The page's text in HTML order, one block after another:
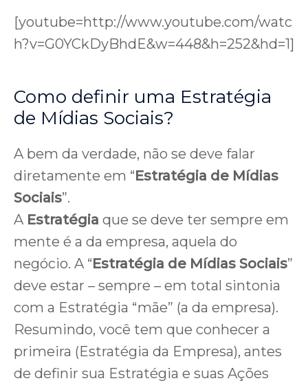
[youtube=http://www.youtube.com/watc
h?v=G0YCkDyBhdE&w=448&h=252&hd=1]
Como definir uma Estratégia
de Mídias Sociais?
A bem da verdade, não se deve falar
diretamente em “Estratégia de Mídias
Sociais”.
A Estratégia que se deve ter sempre em
mente é a da empresa, aquela do
negócio. A “Estratégia de Mídias Sociais”
deve estar – sempre – em total sintonia
com a Estratégia “mãe” (a da empresa).
Resumindo, você tem que conhecer a
primeira (Estratégia da Empresa), antes
de definir sua Estratégia e suas Ações